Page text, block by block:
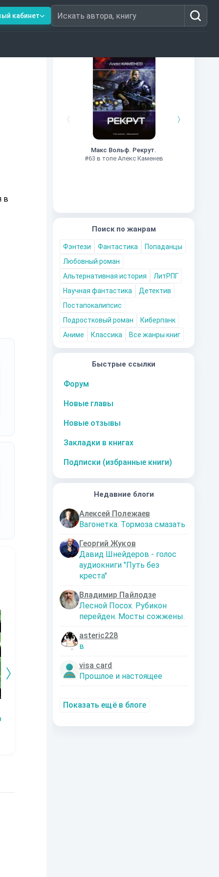
кабинет Искать автора, книгу
Книги из топ-100
Макс Вольф. Рекрут.
#63 в топе Алекс Каменев
Поиск по жанрам
Фэнтези Фантастика
Попаданцы
Любовный роман
Альтернативная история
ЛитРПГ
Научная фантастика
Детектив
Постапокалипсис
Подростковый роман
Киберпанк
Аниме
Классика Все жанры книг
Быстрые ссылки
Форум
Новые главы
Новые отзывы
Закладки в книгах
Подписки (избранные книги)
Недавние блоги
Алексей Полежаев
Вагонетка. Тормоза смазать
Георгий Жуков
Давид Шнейдеров - голос
аудиокниги "Путь без
креста"
Владимир Пайлодзе
Лесной Посох. Рубикон
перейден. Мосты сожжены.
asteric228
в
visa card
Прошлое и настоящее
Показать ещё в блоге
в
за часть
Владимир Лосев
(Атилла)
10 за часть
Звёздный
Митюшин
10 за часть
Роман Глушков